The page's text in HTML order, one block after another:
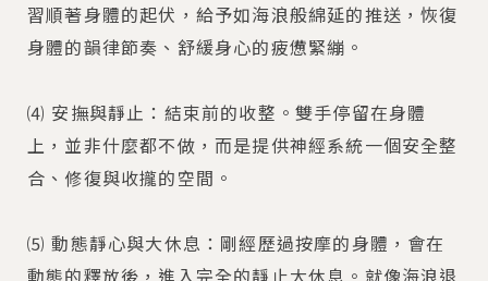
習順著身體的起伏，給予如海浪般綿延的推送，恢復
身體的韻律節奏、舒緩身心的疲憊緊繃。
⑷ 安撫與靜止：結束前的收整。雙手停留在身體
上，並非什麼都不做，而是提供神經系統一個安全整
合、修復與收攏的空間。
⑸ 動態靜心與大休息：剛經歷過按摩的身體，會在
動態的釋放後，進入完全的靜止大休息。就像海浪退